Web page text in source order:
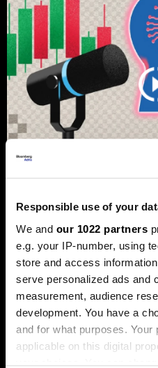
Responsible use of your
We and our 1022 partners
e.g. your IP-number, using
store and access
serve personalized ads and
measurement, audience
development. You have a
and for what purposes.
applicable on this digital
your choices. You can
Од Џастин
Како вашата
да стане
недвижнините
станаа сè попопуларна